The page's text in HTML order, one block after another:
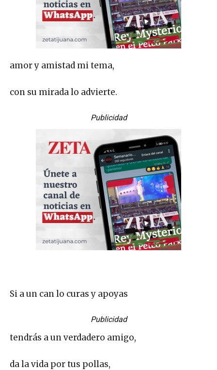
amor y amistad mi tema,
con su mirada lo advierte.
Publicidad
Si a un can lo curas y apoyas
Publicidad
tendrás a un verdadero amigo,
da la vida por tus pollas,